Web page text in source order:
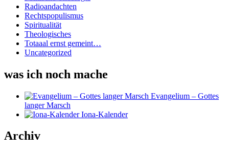
Radioandachten
Rechtspopulismus
Spiritualität
Theologisches
Totaaal ernst gemeint…
Uncategorized
was ich noch mache
Evangelium – Gottes
langer Marsch
Iona-Kalender
Archiv